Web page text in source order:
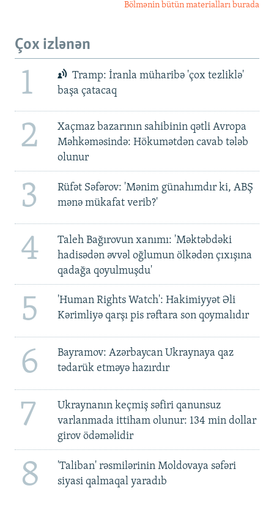
Bölmənin bütün materialları burada
Çox izlənən
1
Tramp: İranla müharibə 'çox tezliklə'
başa çatacaq
2
Xaçmaz bazarının sahibinin qətli Avropa
Məhkəməsində: Hökumətdən cavab tələb
olunur
3
Rüfət Səfərov: 'Mənim günahımdır ki, ABŞ
mənə mükafat verib?'
4
Taleh Bağırovun xanımı: 'Məktəbdəki
hadisədən əvvəl oğlumun ölkədən çıxışına
qadağa qoyulmuşdu'
5
'Human Rights Watch': Hakimiyyət Əli
Kərimliyə qarşı pis rəftara son qoymalıdır
6
Bayramov: Azərbaycan Ukraynaya qaz
tədarük etməyə hazırdır
7
Ukraynanın keçmiş səfiri qanunsuz
varlanmada ittiham olunur: 134 min dollar
girov ödəməlidir
8
'Taliban' rəsmilərinin Moldovaya səfəri
siyasi qalmaqal yaradıb